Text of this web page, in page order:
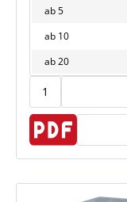
ab5
ab 10
ab20